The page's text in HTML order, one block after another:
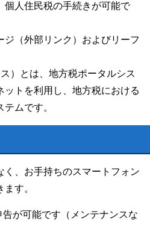
個人住民税の手続きが可能で
（外部リンク）およびリーフ
）とは、地方税ポータルシス
ットを利用し、地方税における
ムです。
く、お手持ちのスマートフォン
す。
が可能です（メンテナンスな